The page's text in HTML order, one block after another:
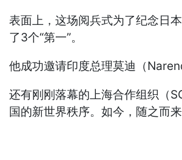
表面上，这场阅兵式为了纪念日
了3个“第一”。
他成功邀请印度总理莫迪（
还有刚刚落幕的上海合作组织（
国的新世界秩序。如今，随之而